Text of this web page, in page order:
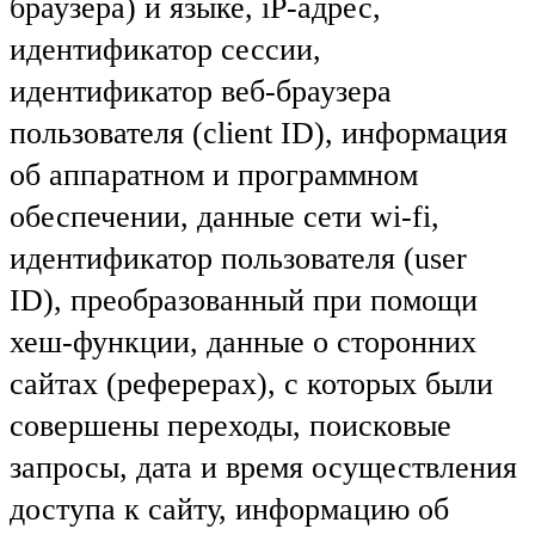
браузера) и языке, iP-адрес,
идентификатор сессии,
идентификатор веб-браузера
пользователя (client ID), информация
об аппаратном и программном
обеспечении, данные сети wi-fi,
идентификатор пользователя (user
ID), преобразованный при помощи
хеш-функции, данные о сторонних
сайтах (реферерах), с которых были
совершены переходы, поисковые
запросы, дата и время осуществления
доступа к сайту, информацию об